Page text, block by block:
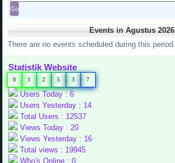
Events in Agustus 2026
There are no events scheduled during this period.
Statistik Website
0 1 2 5 3 7
Users Today : 6
Users Yesterday : 14
Total Users : 12537
Views Today : 20
Views Yesterday : 16
Total views : 19945
Who's Online : 0